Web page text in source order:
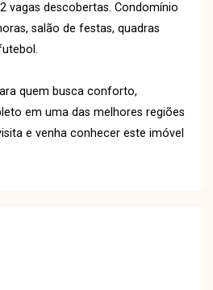
vagas descobertas. Condomínio
salão de festas, quadras
quem busca conforto,
em uma das melhores regiões
e venha conhecer este imóvel